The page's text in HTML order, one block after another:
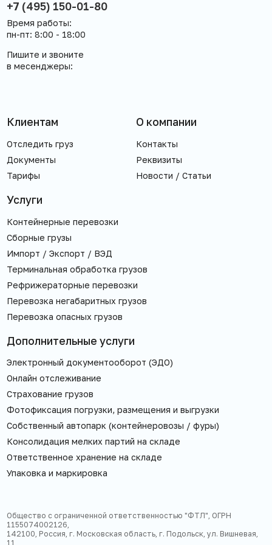
и выгрузки на терминалах).
Рефрижераторный контейнер: те же сроки, но
требуется дополнительное бронирование.
вашу отправку. Отправьте заявку — назовём дату
прибытия.
+7 (495) 150-01-80
Время работы:
пн-пт: 8:00 - 18:00
Пишите и звоните
в месенджеры:
Клиентам
Отследить груз
Документы
Тарифы
О компании
Контакты
Реквизиты
Новости / Статьи
Услуги
Контейнерные перевозки
Сборные грузы
Импорт / Экспорт / ВЭД
Терминальная обработка грузов
Рефрижераторные перевозки
Перевозка негабаритных грузов
Перевозка опасных грузов
Дополнительные услуги
Электронный документооборот (ЭДО)
Онлайн отслеживание
Страхование грузов
Фотофиксация погрузки, размещения и выгрузки
Собственный автопарк (контейнеровозы / фуры)
Консолидация мелких партий на складе
Ответственное хранение на складе
Упаковка и маркировка
Общество с ограниченной ответственностью "ФТЛ", ОГРН
1155074002126,
142100, Россия, г. Московская область, г. Подольск, ул. Вишневая,
11